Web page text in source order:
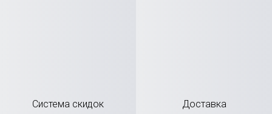
Система скидок
Доставка